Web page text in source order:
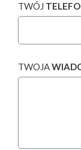
TWÓJ
TWOJA